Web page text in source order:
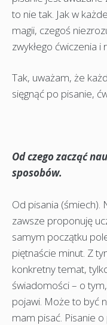
to nie tak. Jak w
magii, czegoś
zwykłego ćwiczenia i
Tak, uważam, że
sięgnąć po pisanie,
Od czego zacząć
sposobów.
Od pisania (śmiech).
zawsze proponuję
samym początku
piętnaście minut. Z
konkretny temat,
świadomości – o
pojawi. Może to być
mam pisać. Pisanie